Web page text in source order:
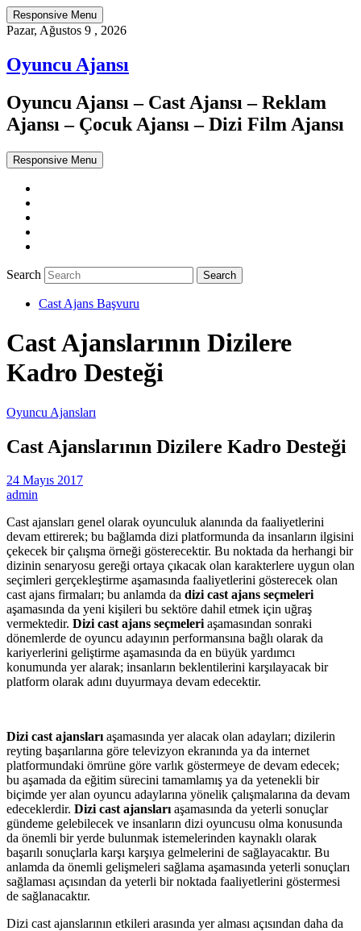
Responsive Menu
Pazar, Ağustos 9 , 2026
Oyuncu Ajansı
Oyuncu Ajansı – Cast Ajansı – Reklam
Ajansı – Çocuk Ajansı – Dizi Film Ajansı
Responsive Menu
Search
Cast Ajans Başvuru
Cast Ajanslarının Dizilere
Kadro Desteği
Oyuncu Ajansları
Cast Ajanslarının Dizilere Kadro Desteği
24 Mayıs 2017
admin
Cast ajansları genel olarak oyunculuk alanında da faaliyetlerini
devam ettirerek; bu bağlamda dizi platformunda da insanların ilgisini
çekecek bir çalışma örneği gösterecektir. Bu noktada da herhangi bir
dizinin senaryosu gereği ortaya çıkacak olan karakterlere uygun olan
seçimleri gerçekleştirme aşamasında faaliyetlerini gösterecek olan
cast ajans firmaları; bu anlamda da dizi cast ajans seçmeleri
aşamasında da yeni kişileri bu sektöre dahil etmek için uğraş
vermektedir. Dizi cast ajans seçmeleriaşamasından sonraki
dönemlerde de oyuncu adayının performansına bağlı olarak da
kariyerlerini geliştirme aşamasında da en büyük yardımcı
konumunda yer alarak; insanların beklentilerini karşılayacak bir
platform olarak adını duyurmaya devam edecektir.
Dizi cast ajanslarıaşamasında yer alacak olan adayları; dizilerin
reyting başarılarına göre televizyon ekranında ya da internet
platformundaki ömrüne göre varlık göstermeye de devam edecek;
bu aşamada da eğitim sürecini tamamlamış ya da yetenekli bir
biçimde yer alan oyuncu adaylarına yönelik çalışmalarına da devam
edeceklerdir. Dizi cast ajanslarıaşamasında da yeterli sonuçlar
gündeme gelebilecek ve insanların dizi oyuncusu olma konusunda
da önemli bir yerde bulunmak istemelerinden kaynaklı olarak
başarılı sonuçlarla karşı karşıya gelmelerini de sağlayacaktır. Bu
anlamda da önemli gelişmeleri sağlama aşamasında yeterli sonuçları
sağlaması açısından da yeterli bir noktada faaliyetlerini göstermesi
de sağlanacaktır.
Dizi cast ajanslarının etkileri arasında yer alması açısından daha da